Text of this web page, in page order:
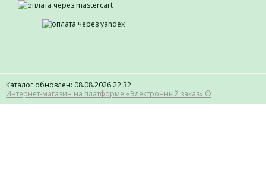
Каталог обновлен: 08.08.2026 22:32
Интернет-магазин на платформе «Электронный заказ» ©